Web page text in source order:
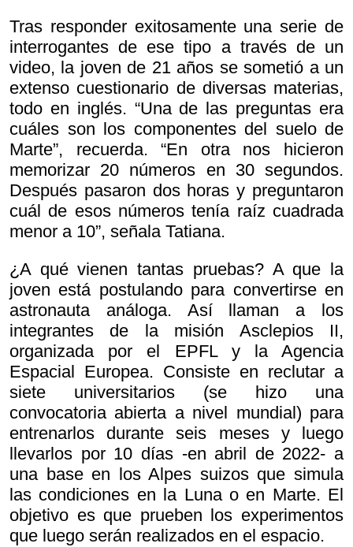
Tras responder exitosamente una serie de
interrogantes de ese tipo a través de un
video, la joven de 21 años se sometió a un
extenso cuestionario de diversas materias,
todo en inglés. “Una de las preguntas era
cuáles son los componentes del suelo de
Marte”, recuerda. “En otra nos hicieron
memorizar 20 números en 30 segundos.
Después pasaron dos horas y preguntaron
cuál de esos números tenía raíz cuadrada
menor a 10”, señala Tatiana.
¿A qué vienen tantas pruebas? A que la
joven está postulando para convertirse en
astronauta análoga. Así llaman a los
integrantes de la misión Asclepios II,
organizada por el EPFL y la Agencia
Espacial Europea. Consiste en reclutar a
siete universitarios (se hizo una
convocatoria abierta a nivel mundial) para
entrenarlos durante seis meses y luego
llevarlos por 10 días -en abril de 2022- a
una base en los Alpes suizos que simula
las condiciones en la Luna o en Marte. El
objetivo es que prueben los experimentos
que luego serán realizados en el espacio.